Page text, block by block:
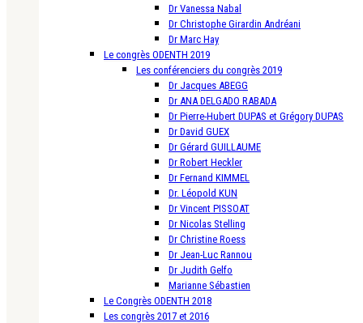
Dr Vanessa Nabal
Dr Christophe Girardin Andréani
Dr Marc Hay
Le congrès ODENTH 2019
Les conférenciers du congrès 2019
Dr Jacques ABEGG
Dr ANA DELGADO RABADA
Dr Pierre-Hubert DUPAS et Grégory DUPAS
Dr David GUEX
Dr Gérard GUILLAUME
Dr Robert Heckler
Dr Fernand KIMMEL
Dr. Léopold KUN
Dr Vincent PISSOAT
Dr Nicolas Stelling
Dr Christine Roess
Dr Jean-Luc Rannou
Dr Judith Gelfo
Marianne Sébastien
Le Congrès ODENTH 2018
Les congrès 2017 et 2016